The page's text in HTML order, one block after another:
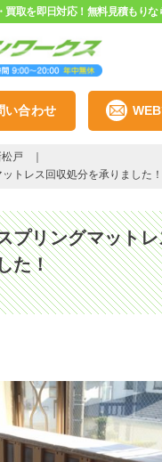
買取を即日対応！無料見積もりな
い合わせ
戸
トレス回収処分を承りました！
プリングマット
た！